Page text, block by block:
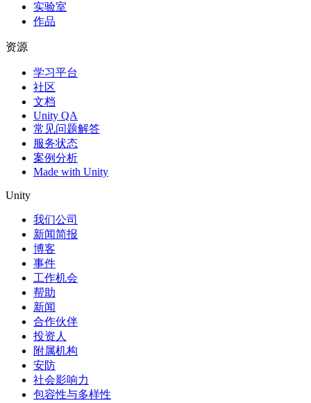
实验室
作品
资源
学习平台
社区
文档
Unity QA
常见问题解答
服务状态
案例分析
Made with Unity
Unity
我们公司
新闻简报
博客
事件
工作机会
帮助
新闻
合作伙伴
投资人
附属机构
安防
社会影响力
包容性与多样性